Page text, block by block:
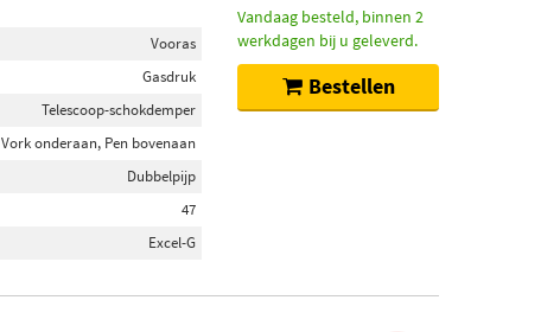
Vooras
Gasdruk
Telescoop-schokdemper
Vork onderaan, Pen bovenaan
Dubbelpijp
47
Excel-G
Vandaag besteld, binnen 2
werkdagen bij u geleverd.
Bestellen